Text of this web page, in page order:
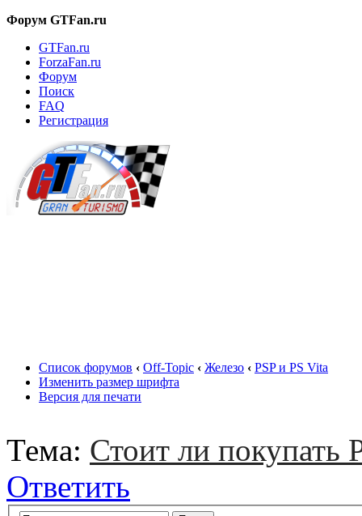
Форум GTFan.ru
GTFan.ru
ForzaFan.ru
Форум
Поиск
FAQ
Регистрация
Список форумов ‹ Off-Topic ‹ Железо ‹ PSP и PS Vita
Изменить размер шрифта
Версия для печати
Тема: Стоит ли покупать
Ответить